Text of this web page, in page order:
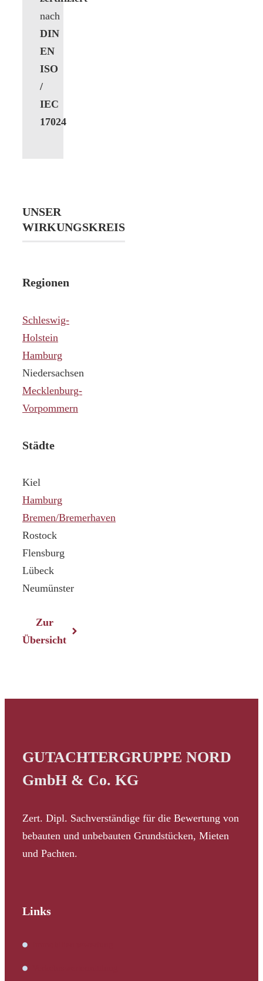
nach
DIN
EN
ISO
/
IEC
17024
UNSER
WIRKUNGSKREIS
Regionen
Schleswig-
Holstein
Hamburg
Niedersachsen
Mecklenburg-
Vorpommern
Städte
Kiel
Hamburg
Bremen/Bremerhaven
Rostock
Flensburg
Lübeck
Neumünster
Zur
Übersicht
GUTACHTERGRUPPE NORD
GmbH & Co. KG
Zert. Dipl. Sachverständige für die Bewertung von
bebauten und unbebauten Grundstücken, Mieten
und Pachten.
Links